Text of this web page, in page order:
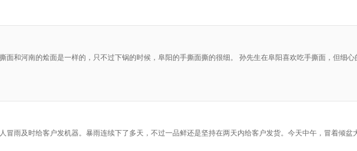
面和河南的烩面是一样的，只不过下锅的时候，阜阳的手撕面撕的很细。 孙先生在阜阳喜欢吃手撕面，但细
冒雨及时给客户发机器。暴雨连续下了多天，不过一品鲜还是坚持在两天内给客户发货。今天中午，冒着倾